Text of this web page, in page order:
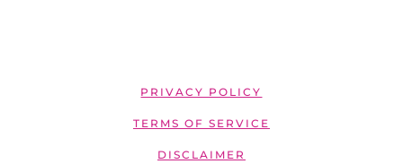
PRIVACY POLICY
TERMS OF SERVICE
DISCLAIMER